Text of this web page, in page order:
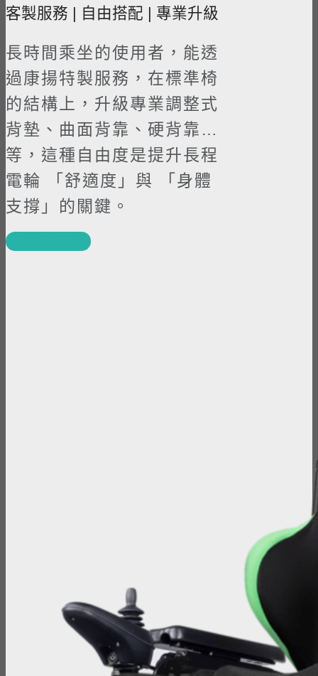
客製服務 | 自由搭配 | 專業升級​
長時間乘坐的使用者，能透
過康揚特製服務，在標準椅
的結構上，升級專業調整式
背墊、曲面背靠、硬背靠…
等，這種自由度是提升長程
電輪 「舒適度」與 「身體
支撐」的關鍵。